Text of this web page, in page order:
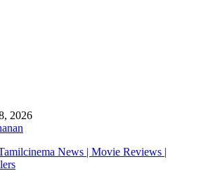
2026
News | Movie Reviews |